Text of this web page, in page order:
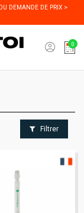
DEMANDE DE PRIX >
0
Filtrer